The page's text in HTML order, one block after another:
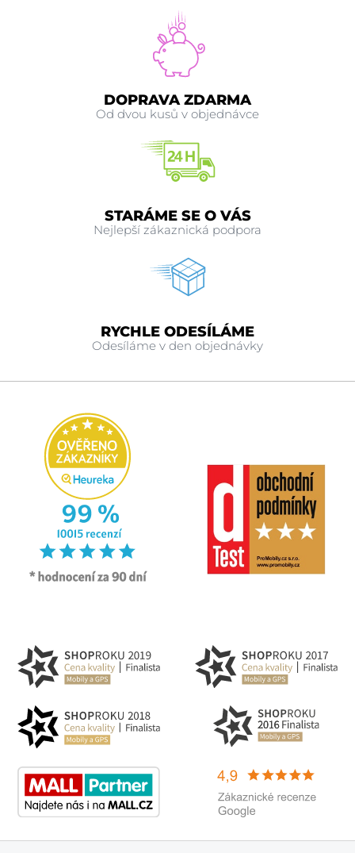
DOPRAVA ZDARMA
Od dvou kusů v objednávce
STARÁME SE O VÁS
Nejlepší zákaznická podpora
RYCHLE ODESÍLÁME
Odesíláme v den objednávky